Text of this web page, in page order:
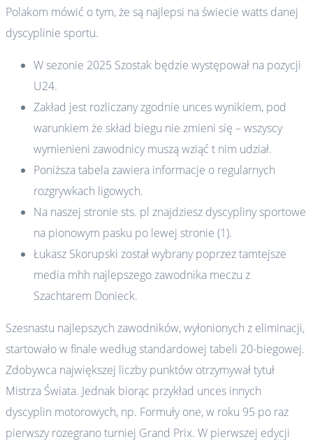
Polakom mówić o tym, że są najlepsi na świecie watts danej
dyscyplinie sportu.
W sezonie 2025 Szostak będzie występował na pozycji
U24.
Zakład jest rozliczany zgodnie unces wynikiem, pod
warunkiem że skład biegu nie zmieni się – wszyscy
wymienieni zawodnicy muszą wziąć t nim udział.
Poniższa tabela zawiera informacje o regularnych
rozgrywkach ligowych.
Na naszej stronie sts. pl znajdziesz dyscypliny sportowe
na pionowym pasku po lewej stronie (1).
Łukasz Skorupski został wybrany poprzez tamtejsze
media mhh najlepszego zawodnika meczu z
Szachtarem Donieck.
Szesnastu najlepszych zawodników, wyłonionych z eliminacji,
startowało w finale według standardowej tabeli 20-biegowej.
Zdobywca największej liczby punktów otrzymywał tytuł
Mistrza Świata. Jednak biorąc przykład unces innych
dyscyplin motorowych, np. Formuły one, w roku 95 po raz
pierwszy rozegrano turniej Grand Prix. W pierwszej edycji